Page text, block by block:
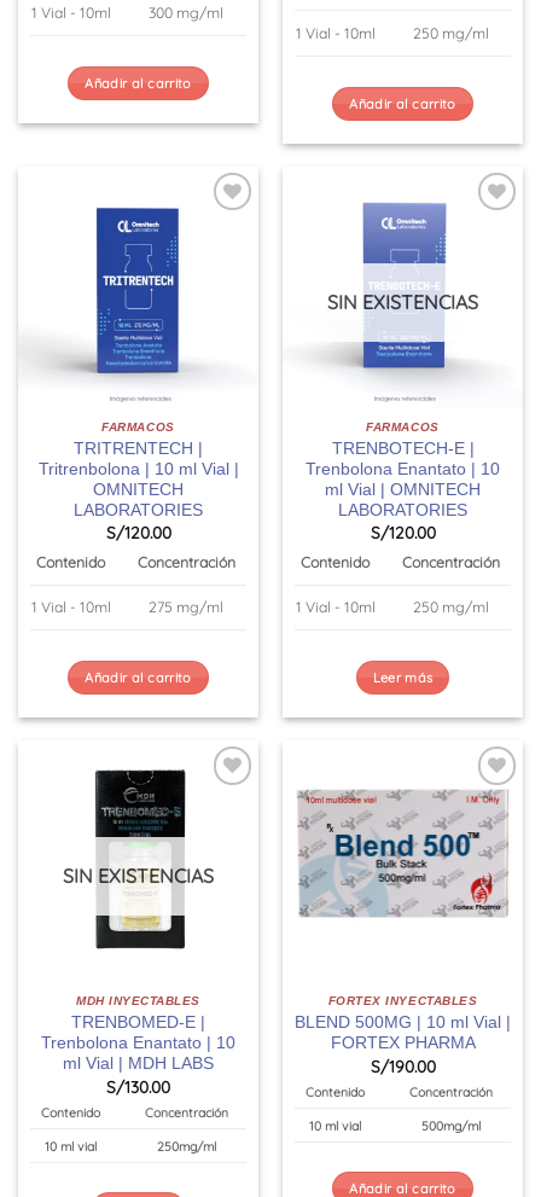
1 Vial - 10ml 300 mg/ml
Añadir al carrito
1 Vial - 10ml 250 mg/ml
Añadir al carrito
FARMACOS
TRITRENTECH |
Tritrenbolona | 10 ml Vial |
OMNITECH
LABORATORIES
S/120.00
Contenido Concentración
1 Vial - 10ml 275 mg/ml
Añadir al carrito
SIN EXISTENCIAS
FARMACOS
TRENBOTECH-E |
Trenbolona Enantato | 10
ml Vial | OMNITECH
LABORATORIES
S/120.00
Contenido Concentración
1 Vial - 10ml 250 mg/ml
Leer más
SIN EXISTENCIAS
MDH INYECTABLES
TRENBOMED-E |
Trenbolona Enantato | 10
ml Vial | MDH LABS
S/130.00
Contenido Concentración
10 ml vial 250mg/ml
FORTEX INYECTABLES
BLEND 500MG | 10 ml Vial |
FORTEX PHARMA
S/190.00
Contenido Concentración
10 ml vial 500mg/ml
Añadir al carrito